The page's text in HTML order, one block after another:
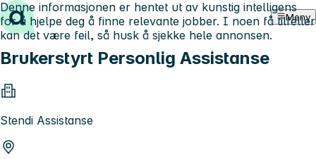
Hopp til innhold Meny
Brukerstyrt Personlig Assistanse
Stendi Assistanse
Denne informasjonen er hentet ut av kunstig intelligens
for å hjelpe deg å finne relevante jobber. I noen få tilfeller
kan det være feil, så husk å sjekke hele annonsen.